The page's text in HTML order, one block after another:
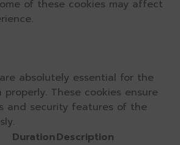
of these cookies may affect
absolutely essential for the
These cookies ensure
and security features of the
DurationDescription